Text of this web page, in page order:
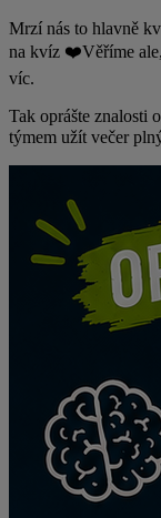
Mrzí nás to hlavně
na kvíz ❤️Věříme ale,
víc.
Tak oprášte znalosti
týmem užít večer